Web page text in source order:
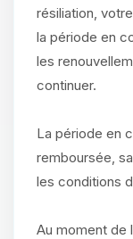
résiliation,
la période en
les
continuer.
La période en
remboursée,
les conditions
Au moment de